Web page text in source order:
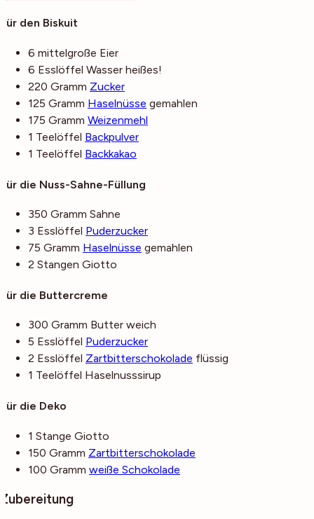
Für den Biskuit
6 mittelgroße Eier
6 Esslöffel Wasser heißes!
220 Gramm Zucker
125 Gramm Haselnüsse gemahlen
175 Gramm Weizenmehl
1 Teelöffel Backpulver
1 Teelöffel Backkakao
Für die Nuss-Sahne-Füllung
350 Gramm Sahne
3 Esslöffel Puderzucker
75 Gramm Haselnüsse gemahlen
2 Stangen Giotto
Für die Buttercreme
300 Gramm Butter weich
5 Esslöffel Puderzucker
2 Esslöffel Zartbitterschokolade flüssig
1 Teelöffel Haselnusssirup
Für die Deko
1 Stange Giotto
150 Gramm Zartbitterschokolade
100 Gramm weiße Schokolade
Zubereitung